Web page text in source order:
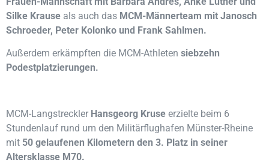
Silke Krause als auch das MCM-Männerteam mit Janosch
Schroeder, Peter Kolonko und Frank Sahlmen.
Außerdem erkämpften die MCM-Athleten siebzehn
Podestplatzierungen.
MCM-Langstreckler Hansgeorg Kruse erzielte beim 6
Stundenlauf rund um den Militärflughafen Münster-Rheine
mit 50 gelaufenen Kilometern den 3. Platz in seiner
Altersklasse M70.